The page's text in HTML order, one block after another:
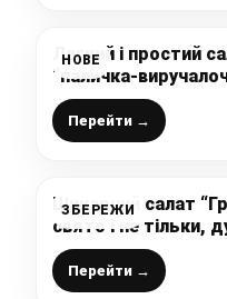
НОВЕ
Легкий і простий
“паличка-
порозі, або
салату
Перейти →
ЗБЕРЕЖИ
Шикарний салат
свято і не тільки,
Перейти →